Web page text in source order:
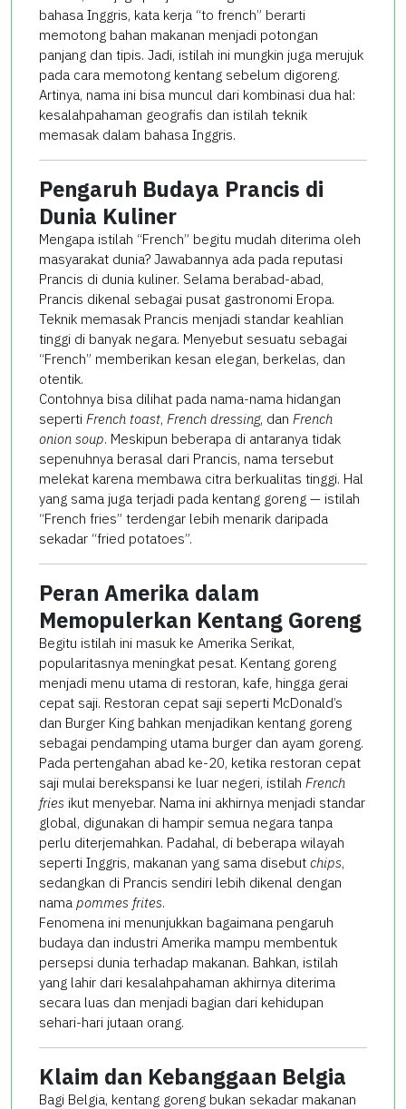
bahasa Inggris, kata kerja “to french” berarti
memotong bahan makanan menjadi potongan
panjang dan tipis. Jadi, istilah ini mungkin juga merujuk
pada cara memotong kentang sebelum digoreng.
Artinya, nama ini bisa muncul dari kombinasi dua hal:
kesalahpahaman geografis dan istilah teknik
memasak dalam bahasa Inggris.
Pengaruh Budaya Prancis di
Dunia Kuliner
Mengapa istilah “French” begitu mudah diterima oleh
masyarakat dunia? Jawabannya ada pada reputasi
Prancis di dunia kuliner. Selama berabad-abad,
Prancis dikenal sebagai pusat gastronomi Eropa.
Teknik memasak Prancis menjadi standar keahlian
tinggi di banyak negara. Menyebut sesuatu sebagai
“French” memberikan kesan elegan, berkelas, dan
otentik.
Contohnya bisa dilihat pada nama-nama hidangan
seperti French toast, French dressing, dan French
onion soup. Meskipun beberapa di antaranya tidak
sepenuhnya berasal dari Prancis, nama tersebut
melekat karena membawa citra berkualitas tinggi. Hal
yang sama juga terjadi pada kentang goreng — istilah
“French fries” terdengar lebih menarik daripada
sekadar “fried potatoes”.
Peran Amerika dalam
Memopulerkan Kentang Goreng
Begitu istilah ini masuk ke Amerika Serikat,
popularitasnya meningkat pesat. Kentang goreng
menjadi menu utama di restoran, kafe, hingga gerai
cepat saji. Restoran cepat saji seperti McDonald’s
dan Burger King bahkan menjadikan kentang goreng
sebagai pendamping utama burger dan ayam goreng.
Pada pertengahan abad ke-20, ketika restoran cepat
saji mulai berekspansi ke luar negeri, istilah French
fries ikut menyebar. Nama ini akhirnya menjadi standar
global, digunakan di hampir semua negara tanpa
perlu diterjemahkan. Padahal, di beberapa wilayah
seperti Inggris, makanan yang sama disebut chips,
sedangkan di Prancis sendiri lebih dikenal dengan
nama pommes frites.
Fenomena ini menunjukkan bagaimana pengaruh
budaya dan industri Amerika mampu membentuk
persepsi dunia terhadap makanan. Bahkan, istilah
yang lahir dari kesalahpahaman akhirnya diterima
secara luas dan menjadi bagian dari kehidupan
sehari-hari jutaan orang.
Klaim dan Kebanggaan Belgia
Bagi Belgia, kentang goreng bukan sekadar makanan